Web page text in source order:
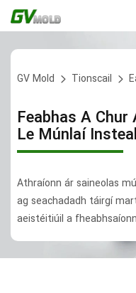
GV Mold Tionscail
Feabhas A
Le Múnlaí
Athraíonn ár saineolas
ag seachadadh táirgí
aeistéitiúil a